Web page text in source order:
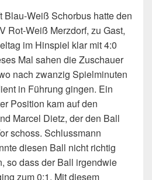
Blau-Weiß Schorbus hatte den
Rot-Weiß Merzdorf, zu Gast,
im Hinspiel klar mit 4:0
Mal sahen die Zuschauer
nach zwanzig Spielminuten
in Führung gingen. Ein
Position kam auf den
Marcel Dietz, der den Ball
schoss. Schlussmann
diesen Ball nicht richtig
so dass der Ball irgendwie
zum 0:1. Mit diesem